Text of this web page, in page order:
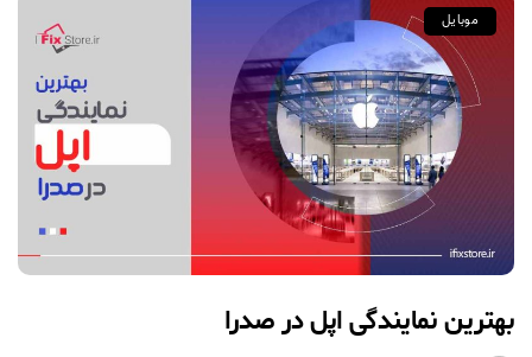
موبایل
بهترین نمایندگی اپل در صدرا